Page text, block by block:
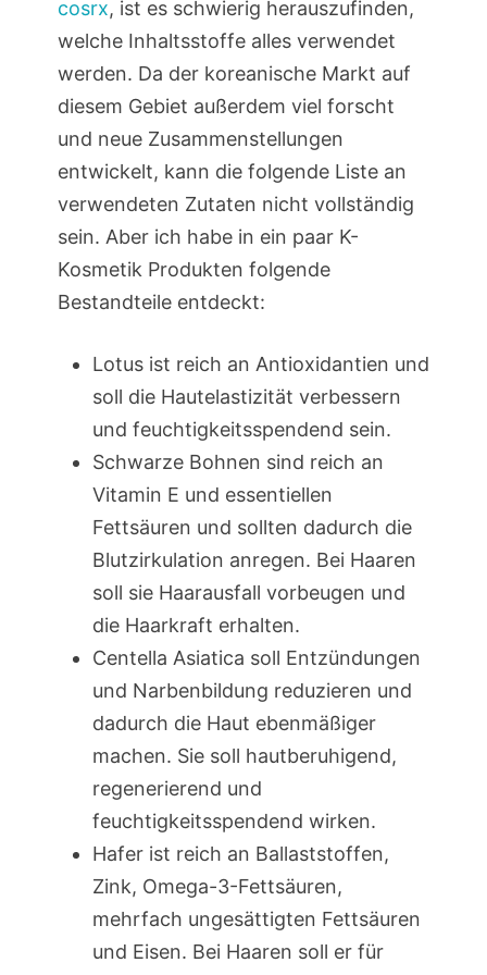
cosrx, ist es schwierig herauszufinden,
welche Inhaltsstoffe alles verwendet
werden. Da der koreanische Markt auf
diesem Gebiet außerdem viel forscht
und neue Zusammenstellungen
entwickelt, kann die folgende Liste an
verwendeten Zutaten nicht vollständig
sein. Aber ich habe in ein paar K-
Kosmetik Produkten folgende
Bestandteile entdeckt:
Lotus ist reich an Antioxidantien und
soll die Hautelastizität verbessern
und feuchtigkeitsspendend sein.
Schwarze Bohnen sind reich an
Vitamin E und essentiellen
Fettsäuren und sollten dadurch die
Blutzirkulation anregen. Bei Haaren
soll sie Haarausfall vorbeugen und
die Haarkraft erhalten.
Centella Asiatica soll Entzündungen
und Narbenbildung reduzieren und
dadurch die Haut ebenmäßiger
machen. Sie soll hautberuhigend,
regenerierend und
feuchtigkeitsspendend wirken.
Hafer ist reich an Ballaststoffen,
Zink, Omega-3-Fettsäuren,
mehrfach ungesättigten Fettsäuren
und Eisen. Bei Haaren soll er für